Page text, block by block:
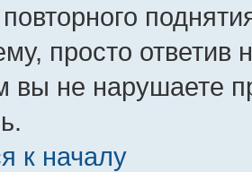
повторного
просто ответив
не нарушаете
к началу